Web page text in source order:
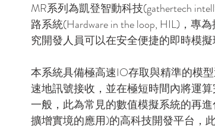
MR系列為凱登智動科技(gathertech
路系統(Hardware in the loop, HIL)，
究開發人員可以在安全便捷的即時模
本系統具備極高速IO存取與精準的模
速地訊號接收，並在極短時間內將運
一般，此為常見的數值模擬系統的再
擴增實境的應用)的高科技開發平台，